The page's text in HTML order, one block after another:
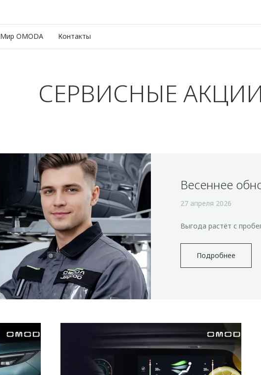
Мир OMODA Контакты
СЕРВИСНЫЕ
Весеннее
27 апреля 2026
Выгода растёт с
Подробнее